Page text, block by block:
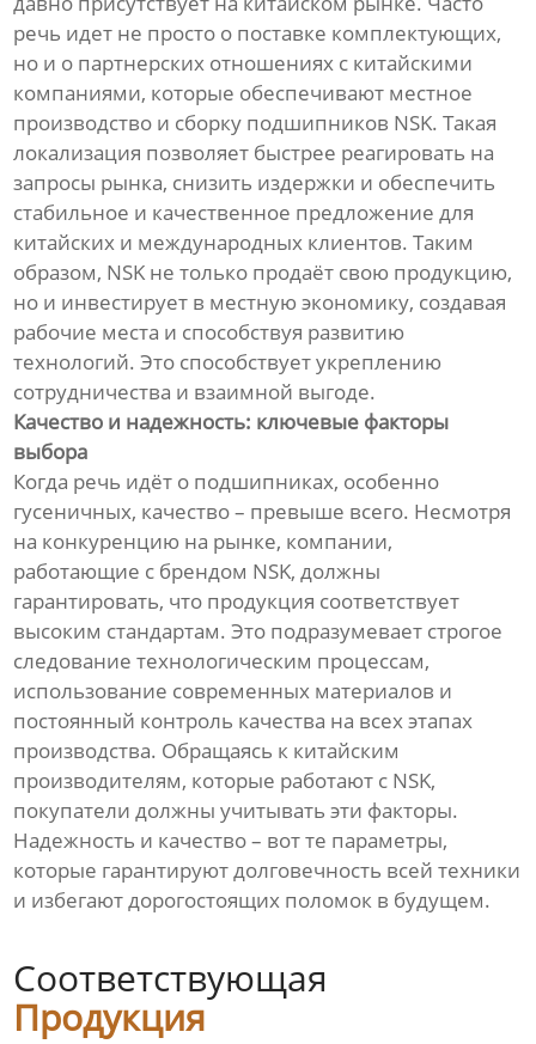
речь идет не просто о поставке комплектующих,
но и о партнерских отношениях с китайскими
компаниями, которые обеспечивают местное
производство и сборку подшипников NSK. Такая
локализация позволяет быстрее реагировать на
запросы рынка, снизить издержки и обеспечить
стабильное и качественное предложение для
китайских и международных клиентов. Таким
образом, NSK не только продаёт свою продукцию,
но и инвестирует в местную экономику, создавая
рабочие места и способствуя развитию
технологий. Это способствует укреплению
сотрудничества и взаимной выгоде.
Качество и надежность: ключевые факторы
выбора
Когда речь идёт о подшипниках, особенно
гусеничных, качество – превыше всего. Несмотря
на конкуренцию на рынке, компании,
работающие с брендом NSK, должны
гарантировать, что продукция соответствует
высоким стандартам. Это подразумевает строгое
следование технологическим процессам,
использование современных материалов и
постоянный контроль качества на всех этапах
производства. Обращаясь к китайским
производителям, которые работают с NSK,
покупатели должны учитывать эти факторы.
Надежность и качество – вот те параметры,
которые гарантируют долговечность всей техники
и избегают дорогостоящих поломок в будущем.
Соответствующая
Продукция